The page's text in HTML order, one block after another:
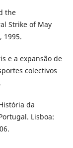
the
Strike of May
1995.
e a expansão de
colectivos
da
Lisboa: